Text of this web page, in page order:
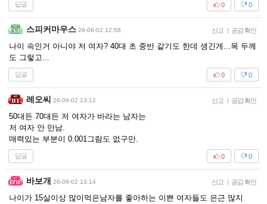
답글 0
0
스피커마우스 26-06-02 12:58 신고 | 공감 확인
나이 속인거 아니야 저 여자? 40대 초 중반 같기도 한데 생긴게...목 두께
도 그렇고...
답글 0
0
레오씨 26-06-02 13:12 신고 | 공감 확인
50대든 70대든 저 여자가 바라는 남자는
저 여자 안 만남.
매력있는 부분이 0.001그람도 없구만.
답글 0
0
바보개 26-06-02 13:14 신고 | 공감 확인
나이가 15살이상 많이먹은남자를 좋아하는 이쁜 여자들도 은근 많지